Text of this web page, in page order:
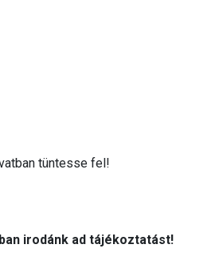
tüntesse fel!
irodánk ad tájékoztatást!